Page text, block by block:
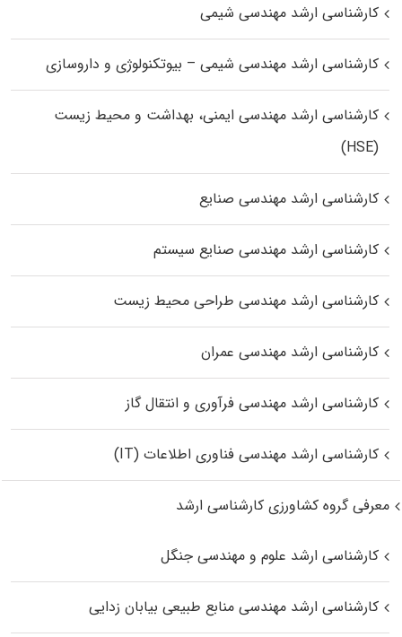
کارشناسی ارشد مهندسی شیمی
کارشناسی ارشد مهندسی شیمی – بیوتکنولوژی و داروسازی
کارشناسی ارشد مهندسی ایمنی، بهداشت و محیط زیست
(HSE)
کارشناسی ارشد مهندسی صنایع
کارشناسی ارشد مهندسی صنایع سیستم
کارشناسی ارشد مهندسی طراحی محیط زیست
کارشناسی ارشد مهندسی عمران
کارشناسی ارشد مهندسی فرآوری و انتقال گاز
کارشناسی ارشد مهندسی فناوری اطلاعات (IT)
معرفی گروه کشاورزی کارشناسی ارشد
کارشناسی ارشد علوم و مهندسی جنگل
کارشناسی ارشد مهندسی منابع طبیعی بیابان زدایی